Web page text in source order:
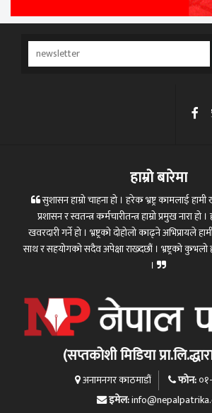
हाम्रो बारेमा
सुशासन हाम्रो चाहना हो । हरेक भ्रष्ट्र कामलाई
प्रशासन र स्वतन्त्र कर्मचारीतन्त्र हाम्रो प्रमुख नारा हो
खवरदारी गर्ने हो । भ्रष्ट्रको दोहोलो काढ्ने अभिप्रायले
साथ र सहयोगको सदैव अपेक्षा राख्दछौं । भ्रष्ट्रको
।
(सप्तकोशी मिडिया
अनामनगर काठमाडौं फोन:
इमेल: